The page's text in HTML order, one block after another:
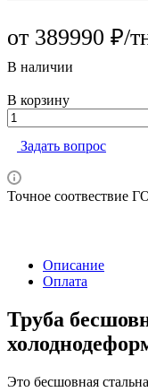
от 389990 ₽/
В наличии
В корзину
Задать вопрос
Точное соотвествие
Описание
Оплата
Труба
Это бесшовная